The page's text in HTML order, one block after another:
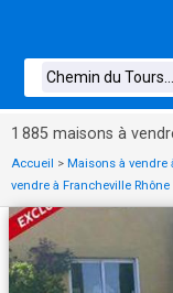
1 885 maisons à
Accueil > Maisons à vendre
vendre à Francheville Rhône